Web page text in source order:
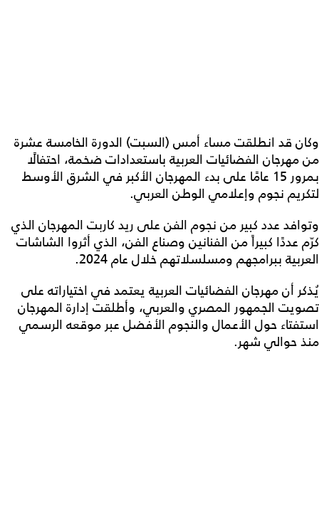
وكان قد انطلقت مساء أمس (السبت) الدورة الخامسة عشرة
من مهرجان الفضائيات العربية باستعدادات ضخمة، احتفالًا
بمرور 15 عامًا على بدء المهرجان الأكبر في الشرق الأوسط
لتكريم نجوم وإعلامي الوطن العربي.
وتوافد عدد كبير من نجوم الفن على ريد كاربت المهرجان الذي
كرّم عددًا كبيراً من الفنانين وصناع الفن، الذي أثروا الشاشات
العربية ببرامجهم ومسلسلاتهم خلال عام 2024.
يُذكر أن مهرجان الفضائيات العربية يعتمد في اختياراته على
تصويت الجمهور المصري والعربي، وأطلقت إدارة المهرجان
استفتاء حول الأعمال والنجوم الأفضل عبر موقعه الرسمي
منذ حوالي شهر.